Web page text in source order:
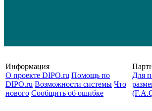
Информация
О проекте DIPO.ru Помощь по
DIPO.ru Возможности системы Что
нового Сообщить об ошибке
Для